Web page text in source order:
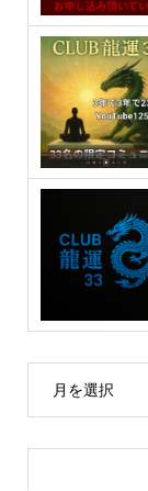
月を選択